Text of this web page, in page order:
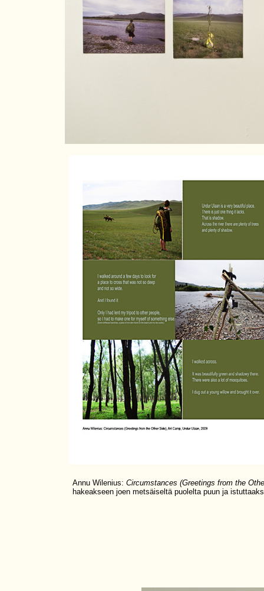
Annu Wilenius: Circumstances (Greetings from the
hakeakseen joen metsäiseltä puolelta puun ja